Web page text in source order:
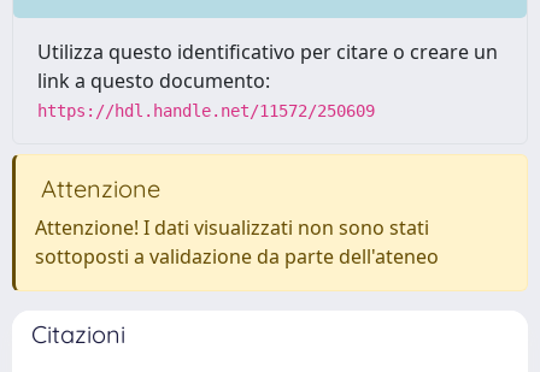
Utilizza questo identificativo per citare o creare un
link a questo documento:
https://hdl.handle.net/11572/250609
Attenzione
Attenzione! I dati visualizzati non sono stati
sottoposti a validazione da parte dell'ateneo
Citazioni